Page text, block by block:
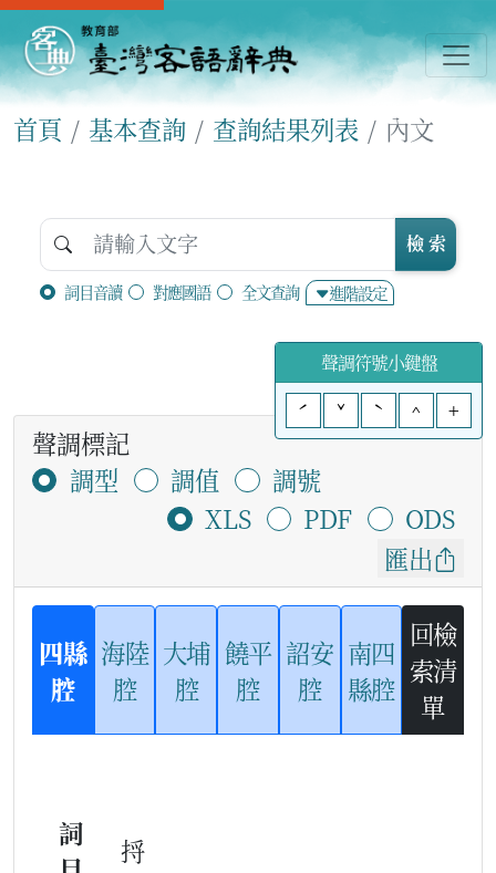
首頁 基本查詢 查詢結果列表 內文
詞目音讀 對應國語 全文查詢 進階設定
檢 索
聲調符號小鍵盤
ˊ
ˇ ˋ ^ +
聲調標記
調型
調值
調號
XLS
PDF
ODS
匯出
四縣
腔
海陸
腔
大埔
腔
饒平
腔
詔安
腔
南四
縣腔
回檢
索清
單
詞
捋